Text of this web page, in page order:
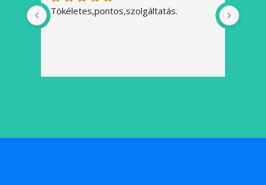
Tökéletes,pontos,szolgáltatás.